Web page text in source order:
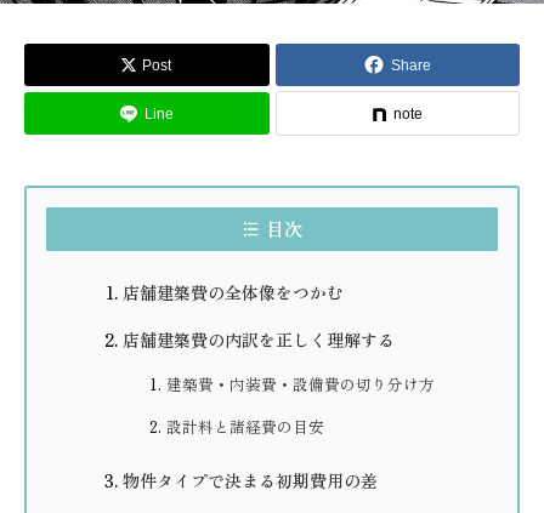
Post Share
Line note
目次
店舗建築費の全体像をつかむ
店舗建築費の内訳を正しく理解する
建築費・内装費・設備費の切り分け方
設計料と諸経費の目安
物件タイプで決まる初期費用の差